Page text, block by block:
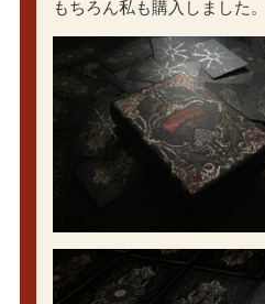
もちろん私も購入しました。